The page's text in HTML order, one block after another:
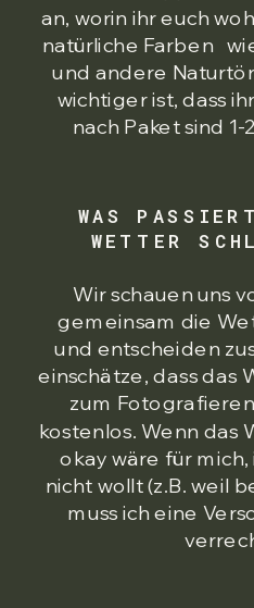
an, worin ihr euch
natürliche Farben
und andere
wichtiger ist, dass
nach Paket sind
Wir schauen uns
gemeinsam die
und entscheiden
einschätze, dass das
zum
kostenlos. Wenn das
okay wäre für
nicht wollt (z.B. weil
muss ich eine
WAS
WETTER